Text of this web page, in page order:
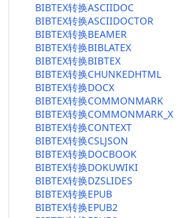
BIBTEX转换ASCIIDOC
BIBTEX转换ASCIIDOCTOR
BIBTEX转换BEAMER
BIBTEX转换BIBLATEX
BIBTEX转换BIBTEX
BIBTEX转换CHUNKEDHTML
BIBTEX转换DOCX
BIBTEX转换COMMONMARK
BIBTEX转换COMMONMARK_X
BIBTEX转换CONTEXT
BIBTEX转换CSLJSON
BIBTEX转换DOCBOOK
BIBTEX转换DOKUWIKI
BIBTEX转换DZSLIDES
BIBTEX转换EPUB
BIBTEX转换EPUB2